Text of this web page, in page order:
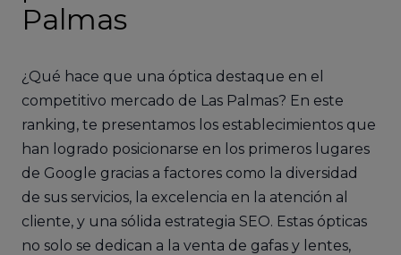
Palmas
¿Qué hace que una óptica destaque en el
competitivo mercado de Las Palmas? En este
ranking, te presentamos los establecimientos que
han logrado posicionarse en los primeros lugares
de Google gracias a factores como la diversidad
de sus servicios, la excelencia en la atención al
cliente, y una sólida estrategia SEO. Estas ópticas
no solo se dedican a la venta de gafas y lentes,